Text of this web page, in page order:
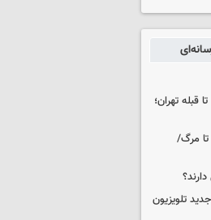
قبله تهران؛
تا مرگ/
تلویزیون